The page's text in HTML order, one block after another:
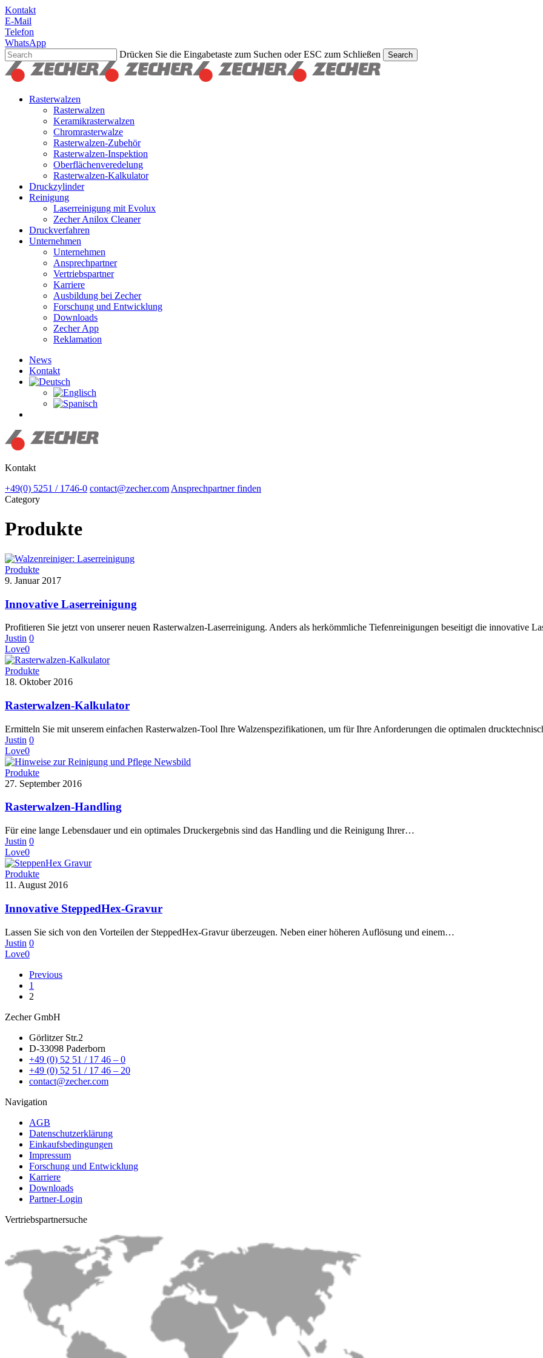
Skip
to
main
content
Kontakt
E-Mail
Telefon
WhatsApp
Drücken Sie die Eingabetaste zum Suchen oder ESC zum Schließen
Search
Suche
schließen
Suchen
Menu
Rasterwalzen
Rasterwalzen
Keramikrasterwalzen
Chromrasterwalze
Rasterwalzen-Zubehör
Rasterwalzen-Inspektion
Oberflächenveredelung
Rasterwalzen-Kalkulator
Druckzylinder
Reinigung
Laserreinigung mit Evolux
Zecher Anilox Cleaner
Druckverfahren
Unternehmen
Unternehmen
Ansprechpartner
Vertriebspartner
Karriere
Ausbildung bei Zecher
Forschung und Entwicklung
Downloads
Zecher App
Reklamation
News
Kontakt
Kontakt
+49(0) 5251 / 1746-0 contact@zecher.com Ansprechpartner finden
Category
Produkte
Produkte
9. Januar 2017
Innovative Laserreinigung
Profitieren Sie jetzt von unserer neuen Rasterwalzen-Laserreinigung. Anders als herkömmliche Tiefenreinigungen beseitigt die innovative
Justin 0
Love0
Produkte
18. Oktober 2016
Rasterwalzen-Kalkulator
Ermitteln Sie mit unserem einfachen Rasterwalzen-Tool Ihre Walzenspezifikationen, um für Ihre Anforderungen die optimalen
Justin 0
Love0
Produkte
27. September 2016
Rasterwalzen-Handling
Für eine lange Lebensdauer und ein optimales Druckergebnis sind das Handling und die Reinigung Ihrer…
Justin 0
Love0
Produkte
11. August 2016
Innovative SteppedHex-Gravur
Lassen Sie sich von den Vorteilen der SteppedHex-Gravur überzeugen. Neben einer höheren Auflösung und einem…
Justin 0
Love0
Previous
1
2
Zecher GmbH
Görlitzer Str.2
D-33098 Paderborn
+49 (0) 52 51 / 17 46 – 0
+49 (0) 52 51 / 17 46 – 20
contact@zecher.com
Navigation
AGB
Datenschutzerklärung
Einkaufsbedingungen
Impressum
Forschung und Entwicklung
Karriere
Downloads
Partner-Login
Vertriebs­partnersuche